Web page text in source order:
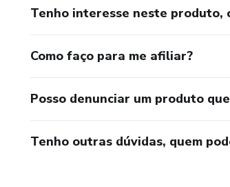
Tenho interesse neste produto,
Como faço para me afiliar?
Posso denunciar um produto
Tenho outras dúvidas, quem